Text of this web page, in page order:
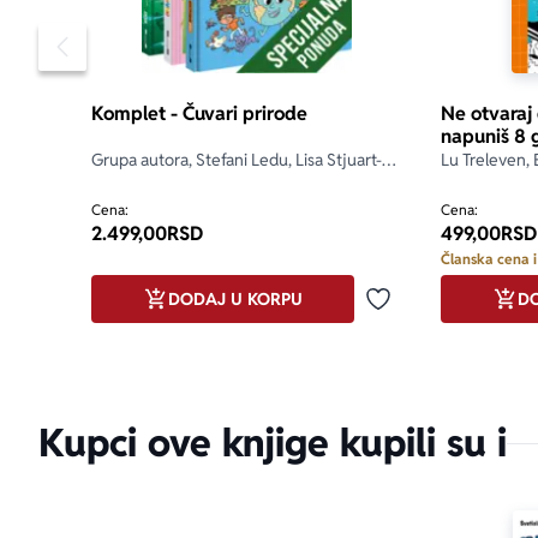
sledeći
5.
pažljivo
• Igre
reciklirati.
• Igre su
• Igre su
Pomeranje sadržaja slajdera u levo
Komplet - Čuvari prirode
Grupa autora, Stefani Ledu, Lisa Stjuart-
Cena:
2.499,00RSD
Dodaj u omiljene
DODAJ U KORPU
Ne
napuniš 8
Lu Treleven,
Cena:
499,00RSD
Članska cena
Kupci ove knjige kupili su i